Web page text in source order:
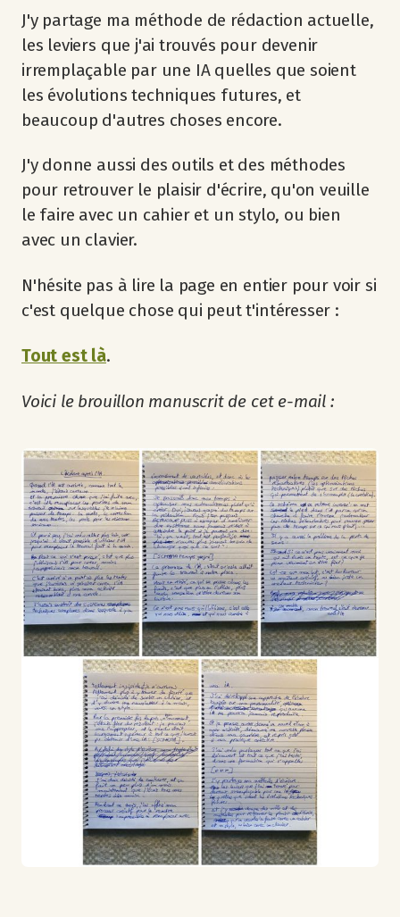
J'y partage ma méthode de rédaction actuelle,
les leviers que j'ai trouvés pour devenir
irremplaçable par une IA quelles que soient
les évolutions techniques futures, et
beaucoup d'autres choses encore.
J'y donne aussi des outils et des méthodes
pour retrouver le plaisir d'écrire, qu'on veuille
le faire avec un cahier et un stylo, ou bien
avec un clavier.
N'hésite pas à lire la page en entier pour voir si
c'est quelque chose qui peut t'intéresser :
Tout est là.
Voici le brouillon manuscrit de cet e-mail :